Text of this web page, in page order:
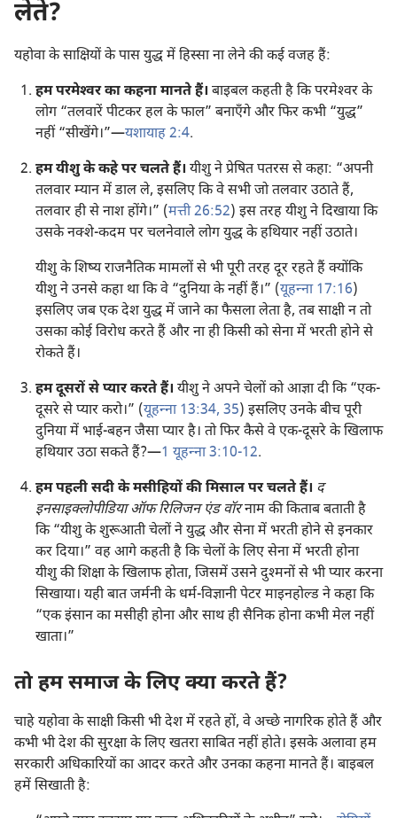
लेते?
यहोवा के साक्षियों के पास युद्ध में हिस्सा ना लेने की कई वजह हैं:
हम परमेश्‍वर का कहना मानते हैं। बाइबल कहती है कि परमेश्‍वर के
लोग “तलवारें पीटकर हल के फाल” बनाएँगे और फिर कभी “युद्ध”
नहीं “सीखेंगे।”—यशायाह 2:4.
हम यीशु के कहे पर चलते हैं। यीशु ने प्रेषित पतरस से कहा: “अपनी
तलवार म्यान में डाल ले, इसलिए कि वे सभी जो तलवार उठाते हैं,
तलवार ही से नाश होंगे।” (मत्ती 26:52) इस तरह यीशु ने दिखाया कि
उसके नक्शे-कदम पर चलनेवाले लोग युद्ध के हथियार नहीं उठाते।
यीशु के शिष्य राजनैतिक मामलों से भी पूरी तरह दूर रहते हैं क्योंकि
यीशु ने उनसे कहा था कि वे “दुनिया के नहीं हैं।” (यूहन्‍ना 17:16)
इसलिए जब एक देश युद्ध में जाने का फैसला लेता है, तब साक्षी न तो
उसका कोई विरोध करते हैं और ना ही किसी को सेना में भरती होने से
रोकते हैं।
हम दूसरों से प्यार करते हैं। यीशु ने अपने चेलों को आज्ञा दी कि “एक-
दूसरे से प्यार करो।” (यूहन्‍ना 13:34, 35) इसलिए उनके बीच पूरी
दुनिया में भाई-बहन जैसा प्यार है। तो फिर कैसे वे एक-दूसरे के खिलाफ
हथियार उठा सकते हैं?—1 यूहन्‍ना 3:10-12.
हम पहली सदी के मसीहियों की मिसाल पर चलते हैं। द
इनसाइक्लोपीडिया ऑफ रिलिजन एंड वॉरनाम की किताब बताती है
कि “यीशु के शुरूआती चेलों ने युद्ध और सेना में भरती होने से इनकार
कर दिया।” वह आगे कहती है कि चेलों के लिए सेना में भरती होना
यीशु की शिक्षा के खिलाफ होता, जिसमें उसने दुश्‍मनों से भी प्यार करना
सिखाया। यही बात जर्मनी के धर्म-विज्ञानी पेटर माइनहोल्ड ने कहा कि
“एक इंसान का मसीही होना और साथ ही सैनिक होना कभी मेल नहीं
खाता।”
तो हम समाज के लिए क्या करते हैं?
चाहे यहोवा के साक्षी किसी भी देश में रहते हों, वे अच्छे नागरिक होते हैं और
कभी भी देश की सुरक्षा के लिए खतरा साबित नहीं होते। इसके अलावा हम
सरकारी अधिकारियों का आदर करते और उनका कहना मानते हैं। बाइबल
हमें सिखाती है: